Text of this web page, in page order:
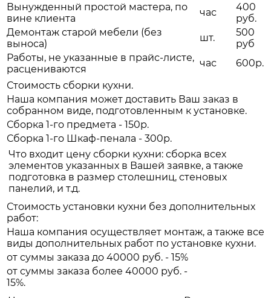
Вынужденный простой мастера, по
вине клиента
час
400
руб.
Демонтаж старой мебели (без
выноса)
шт.
500
руб
Работы, не указанные в прайс-листе,
расцениваются
час
600р.
Стоимость сборки кухни.
Наша компания может доставить Ваш заказ в
собранном виде, подготовленным к установке.
Сборка 1-го предмета - 150р.
Сборка 1-го Шкаф-пенала - 300р.
Что входит цену сборки кухни: сборка всех
элементов указанных в Вашей заявке, а также
подготовка в размер столешниц, стеновых
панелий, и т.д.
Стоимость установки кухни без дополнительных
работ:
Наша компания осуществляет монтаж, а также все
виды дополнительных работ по установке кухни.
от суммы заказа до 40000 руб. - 15%
от суммы заказа более 40000 руб. -
15%.